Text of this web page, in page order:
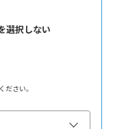
選択しない
ださい。